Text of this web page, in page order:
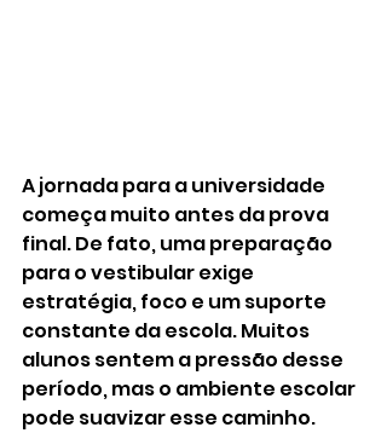
A jornada para a universidade
começa muito antes da prova
final. De fato, uma preparação
para o vestibular exige
estratégia, foco e um suporte
constante da escola. Muitos
alunos sentem a pressão desse
período, mas o ambiente escolar
pode suavizar esse caminho.